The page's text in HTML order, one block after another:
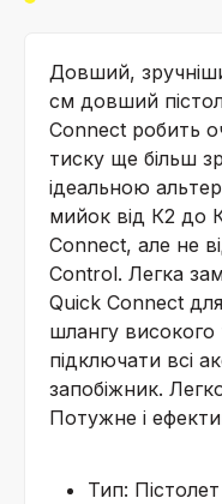
Довший,
см довший
Connect робить
тиску ще більш
ідеальною
мийок від К2 до
Connect, але не
Control. Легка
Quick Connect
шлангу
підключати всі
запобіжник.
Потужне і
Тип: Пістолет